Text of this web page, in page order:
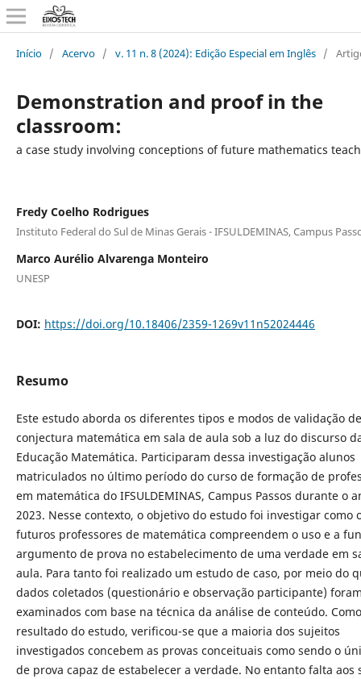
Início / Acervo / v. 11 n. 8 (2024): Edição Especial em Inglês /
Demonstration and proof in the
classroom:
a case study involving conceptions of future mathematics
Fredy Coelho Rodrigues
Instituto Federal do Sul de Minas Gerais - IFSULDEMINAS, Campus
Marco Aurélio Alvarenga Monteiro
UNESP
DOI: https://doi.org/10.18406/2359-1269v11n52024446
Resumo
Este estudo aborda os diferentes tipos e modos de validação
conjectura matemática em sala de aula sob a luz do discurso
Educação Matemática. Participaram dessa investigação alunos
matriculados no último período do curso de formação de
em matemática do IFSULDEMINAS, Campus Passos durante o
2023. Nesse contexto, o objetivo do estudo foi investigar como
futuros professores de matemática compreendem o uso e a
argumento de prova no estabelecimento de uma verdade em
aula. Para tanto foi realizado um estudo de caso, por meio do
dados coletados (questionário e observação participante)
examinados com base na técnica da análise de conteúdo. Como
resultado do estudo, verificou-se que a maioria dos sujeitos
investigados concebem as provas conceituais como sendo o
de prova capaz de estabelecer a verdade. No entanto falta aos